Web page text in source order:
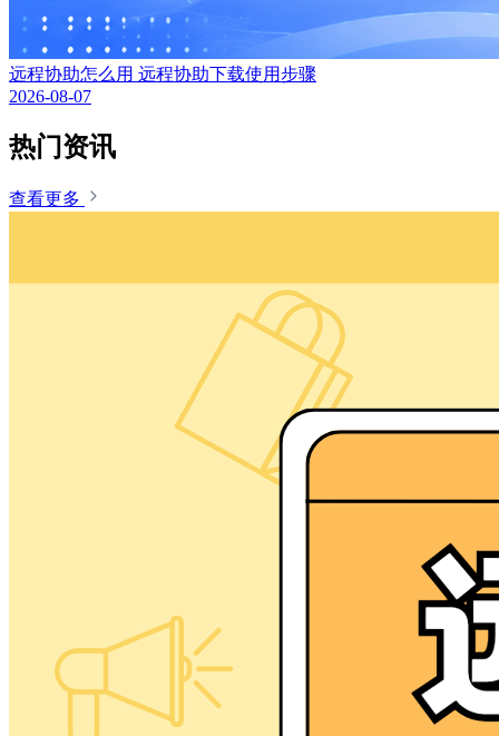
远程协助怎么用 远程协助下载使用步骤
2026-08-07
热门资讯
查看更多